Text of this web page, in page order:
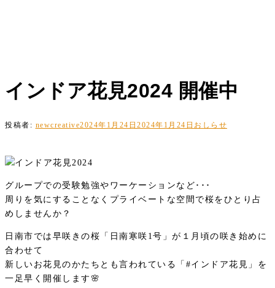
インドア花見2024 開催中
投稿者: newcreative2024年1月24日 2024年1月24日 おしらせ
グループでの受験勉強やワーケーションなど･･･
周りを気にすることなくプライベートな空間で桜をひとり占
めしませんか？
日南市では早咲きの桜「日南寒咲1号」が１月頃の咲き始めに
合わせて
新しいお花見のかたちとも言われている「#インドア花見」を
一足早く開催します🌸